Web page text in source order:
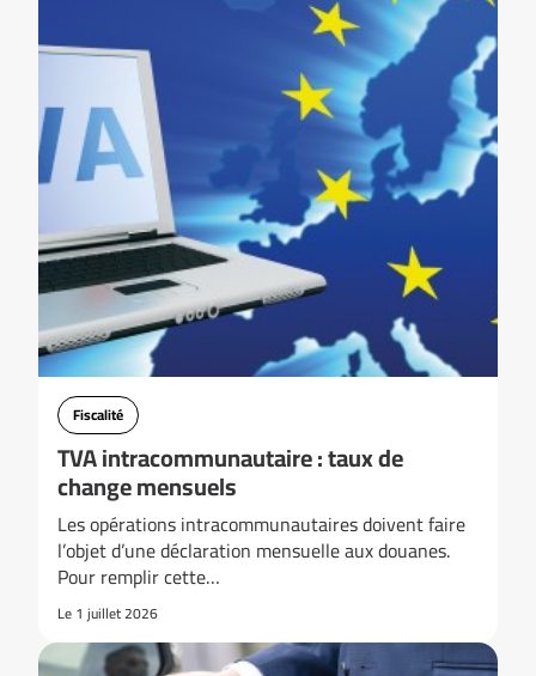
Fiscalité
TVA intracommunautaire : taux de
change mensuels
Les opérations intracommunautaires doivent faire
l’objet d’une déclaration mensuelle aux douanes.
Pour remplir cette…
Le 1 juillet 2026